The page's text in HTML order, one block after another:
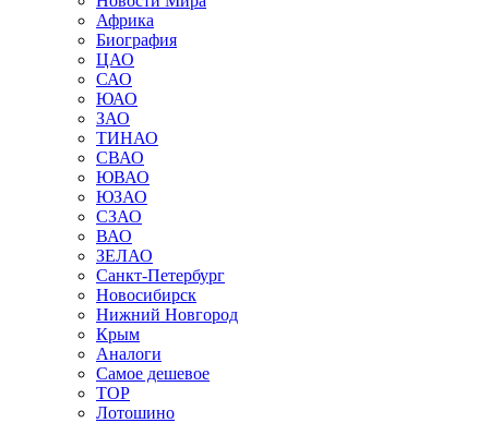
Африка
Биография
ЦАО
САО
ЮАО
ЗАО
ТИНАО
СВАО
ЮВАО
ЮЗАО
СЗАО
ВАО
ЗЕЛАО
Санкт-Петербург
Новосибирск
Нижний Новгород
Крым
Аналоги
Самое дешевое
TOP
Лотошино